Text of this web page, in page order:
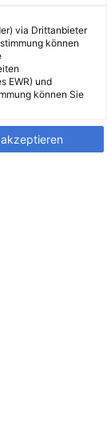
via Drittanbieter
können
EWR) und
können Sie
akzeptieren